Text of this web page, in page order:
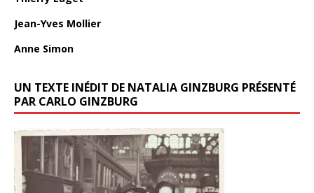
Jean-Yves Mollier
Anne Simon
UN TEXTE INÉDIT DE NATALIA GINZBURG PRÉSENTÉ
PAR CARLO GINZBURG